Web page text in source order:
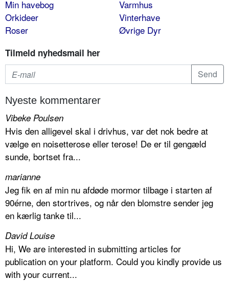
Min havebog
Orkideer
Roser
Varmhus
Vinterhave
Øvrige Dyr
Tilmeld nyhedsmail her
Nyeste kommentarer
Vibeke Poulsen
Hvis den alligevel skal i drivhus, var det nok bedre at
vælge en noisetterose eller terose! De er til gengæld
sunde, bortset fra...
marianne
Jeg fik en af min nu afdøde mormor tilbage i starten af
90érne, den stortrives, og når den blomstre sender jeg
en kærlig tanke til...
David Louise
Hi, We are interested in submitting articles for
publication on your platform. Could you kindly provide us
with your current...